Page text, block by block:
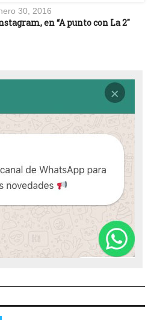
30, 2016
en “A punto con La 2″